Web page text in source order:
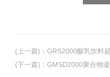
(上一篇) ： GRS2000酸乳饮料
(下一篇) ： GMSD2000聚合物